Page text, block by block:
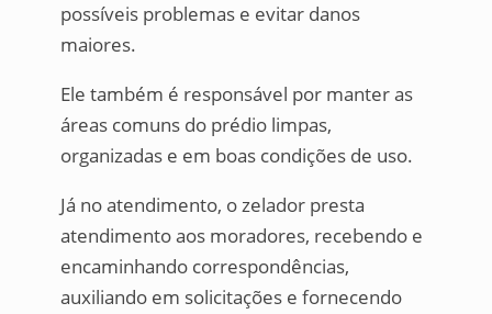
possíveis problemas e evitar danos
maiores.
Ele também é responsável por manter as
áreas comuns do prédio limpas,
organizadas e em boas condições de uso.
Já no atendimento, o zelador presta
atendimento aos moradores, recebendo e
encaminhando correspondências,
auxiliando em solicitações e fornecendo